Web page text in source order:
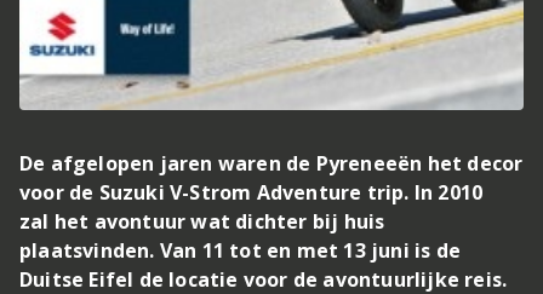
De afgelopen jaren waren de Pyreneeën het decor
voor de Suzuki V-Strom Adventure trip. In 2010
zal het avontuur wat dichter bij huis
plaatsvinden. Van 11 tot en met 13 juni is de
Duitse Eifel de locatie voor de avontuurlijke reis.